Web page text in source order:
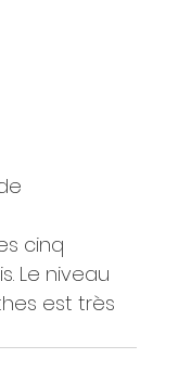
cinq
Le niveau
est très